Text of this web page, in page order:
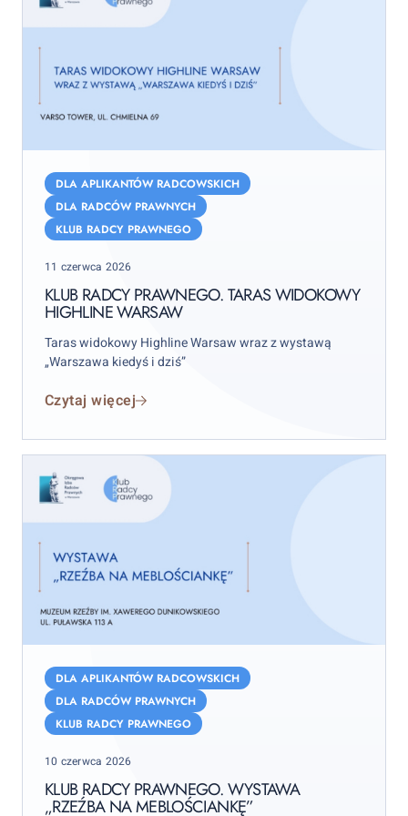
Radcy
Prawnego.
Taras
widokowy
Highline
Warsaw
DLA APLIKANTÓW RADCOWSKICH
DLA RADCÓW PRAWNYCH
KLUB RADCY PRAWNEGO
Posted
11 czerwca 2026
KLUB RADCY PRAWNEGO. TARAS WIDOKOWY
HIGHLINE WARSAW
Taras widokowy Highline Warsaw wraz z wystawą
„Warszawa kiedyś i dziś”
Czytaj więcej
Radcy
Prawnego.
Wystawa
„Rzeźba
meblościankę”
DLA APLIKANTÓW RADCOWSKICH
DLA RADCÓW PRAWNYCH
KLUB RADCY PRAWNEGO
Posted
10 czerwca 2026
KLUB RADCY PRAWNEGO. WYSTAWA
„RZEŹBA NA MEBLOŚCIANKĘ”